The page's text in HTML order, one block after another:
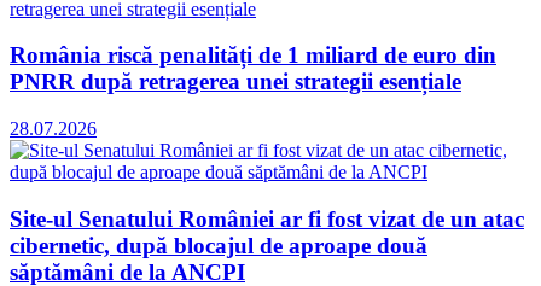
România riscă penalități de 1 miliard de euro din
PNRR după retragerea unei strategii esențiale
28.07.2026
Site-ul Senatului României ar fi fost vizat de un atac
cibernetic, după blocajul de aproape două
săptămâni de la ANCPI